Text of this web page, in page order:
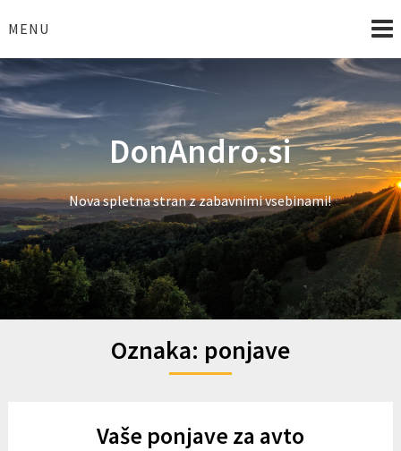
toMENU
DonAndro.si
Nova spletna stran z zabavnimi vsebinami!
Oznaka: ponjave
Vaše ponjave za avto